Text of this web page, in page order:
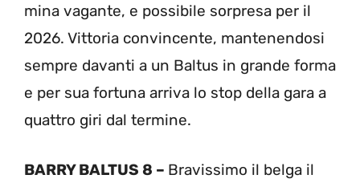
mina vagante, e possibile sorpresa per il
2026. Vittoria convincente, mantenendosi
sempre davanti a un Baltus in grande forma
e per sua fortuna arriva lo stop della gara a
quattro giri dal termine.
BARRY BALTUS 8 – Bravissimo il belga il